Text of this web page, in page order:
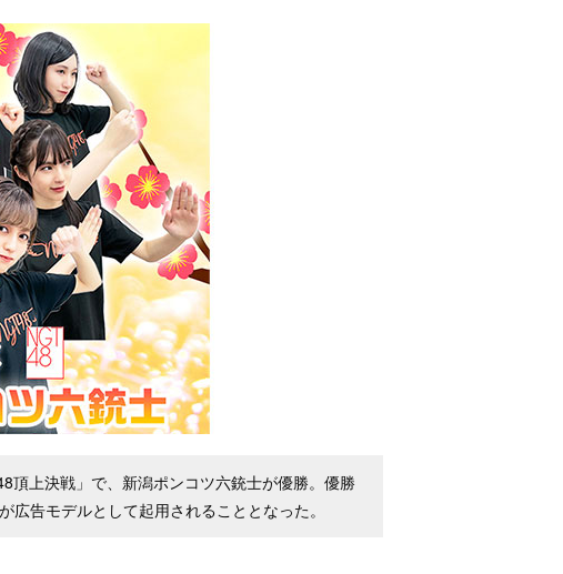
頂上決戦」で、新潟ポンコツ六銃士が優勝。優勝
告モデルとして起用されることとなった。